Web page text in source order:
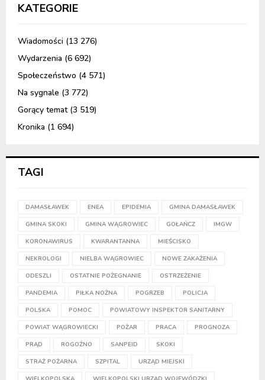
KATEGORIE
Wiadomości (13 276)
Wydarzenia (6 692)
Społeczeństwo (4 571)
Na sygnale (3 772)
Gorący temat(3 519)
Kronika (1 694)
TAGI
DAMASŁAWEK ENEA EPIDEMIA GMINA DAMASŁAWEK
GMINA SKOKI GMINA WĄGROWIEC GOŁAŃCZ IMGW
KORONAWIRUS KWARANTANNA MIEŚCISKO
NEKROLOGI NIELBA WĄGROWIEC NOWE ZAKAŻENIA
ODESZLI OSTATNIE POŻEGNANIE OSTRZEŻENIE
PANDEMIA PIŁKA NOŻNA POGRZEB POLICJA
POLSKA POMOC POWIATOWY INSPEKTOR SANITARNY
POWIAT WĄGROWIECKI POŻAR PRACA PROGNOZA
PRĄD ROGOŹNO SANPEID SKOKI
STRAŻ POŻARNA SZPITAL URZĄD MIEJSKI